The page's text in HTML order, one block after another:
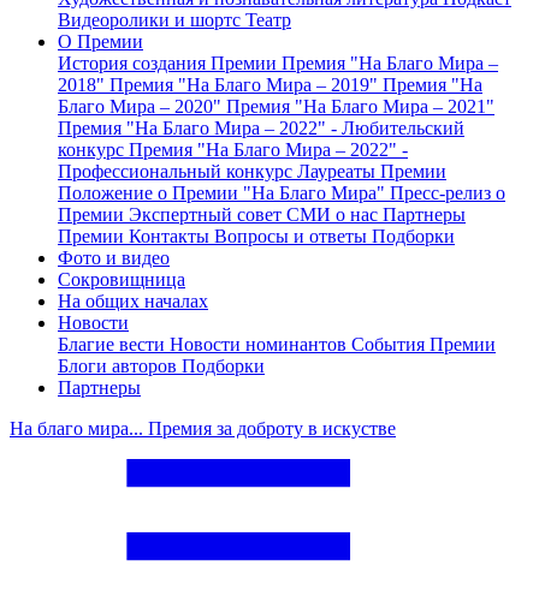
Видеоролики и шортс Театр
О Премии
История создания Премии Премия "На Благо Мира –
2018" Премия "На Благо Мира – 2019" Премия "На
Благо Мира – 2020" Премия "На Благо Мира – 2021"
Премия "На Благо Мира – 2022" - Любительский
конкурс Премия "На Благо Мира – 2022" -
Профессиональный конкурс Лауреаты Премии
Положение о Премии "На Благо Мира" Пресс-релиз о
Премии Экспертный совет СМИ о нас Партнеры
Премии Контакты Вопросы и ответы Подборки
Фото и видео
Сокровищница
На общих началах
Новости
Благие вести Новости номинантов События Премии
Блоги авторов Подборки
Партнеры
На благо мира... Премия за доброту в искустве